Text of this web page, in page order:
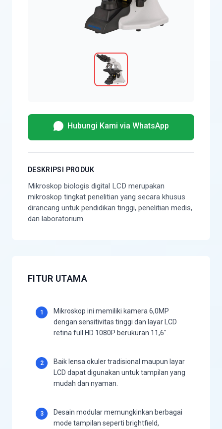
Hubungi Kami via WhatsApp
DESKRIPSI PRODUK
Mikroskop biologis digital LCD merupakan
mikroskop tingkat penelitian yang secara khusus
dirancang untuk pendidikan tinggi, penelitian medis,
dan laboratorium.
FITUR UTAMA
1
Mikroskop ini memiliki kamera 6,0MP
dengan sensitivitas tinggi dan layar LCD
retina full HD 1080P berukuran 11,6".
2
Baik lensa okuler tradisional maupun layar
LCD dapat digunakan untuk tampilan yang
mudah dan nyaman.
3
Desain modular memungkinkan berbagai
mode tampilan seperti brightfield,